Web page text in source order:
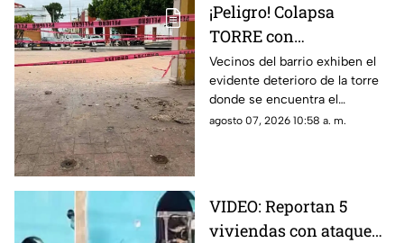
¡Peligro! Colapsa
TORRE con
emblemático RELOJ en
la Península de
Yucatán; enciende las
alarmas
Vecinos del barrio exhiben el
evidente deterioro de la torre
donde se encuentra el
emblemático reloj, destacando
agosto 07, 2026 10:58 a. m.
VIDEO: Reportan 5
viviendas con ataques